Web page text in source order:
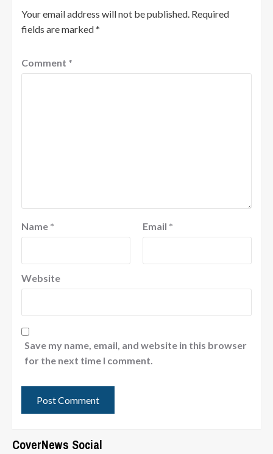
Your email address will not be published. Required
fields are marked*
Comment *
Name * Email *
Website
Save my name, email, and website in this browser
for the next time I comment.
CoverNews Social